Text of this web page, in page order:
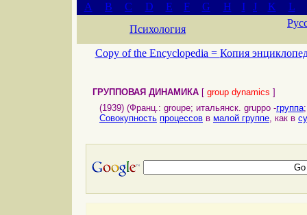
A
B C D E F G H I J K
L
Психология
Copy of the Encyclopedia = Копия
ГРУППОВАЯ ДИНАМИКА [ group dynamics ]
(1939) (Франц.: groupe; итальянск. gruppo -группа
Совокупность процессов в малой группе, как в